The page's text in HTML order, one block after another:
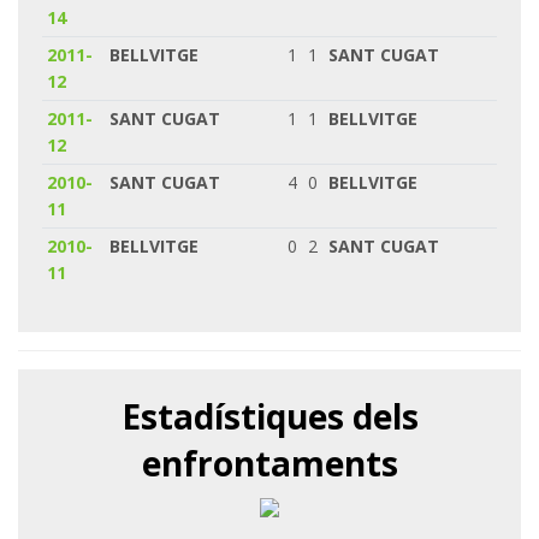
14
2011-
12
BELLVITGE 1 1 SANT CUGAT
2011-
12
SANT CUGAT 1 1 BELLVITGE
2010-
11
SANT CUGAT 4 0 BELLVITGE
2010-
11
BELLVITGE 0 2 SANT CUGAT
Estadístiques dels
enfrontaments